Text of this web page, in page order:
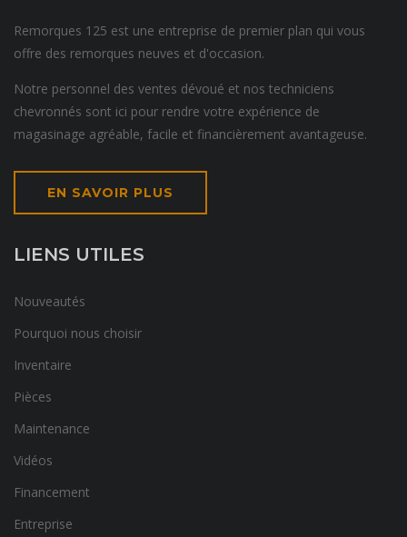
Remorques 125 est une entreprise de premier plan qui vous
offre des remorques neuves et d'occasion.
Notre personnel des ventes dévoué et nos techniciens
chevronnés sont ici pour rendre votre expérience de
magasinage agréable, facile et financièrement avantageuse.
EN SAVOIR PLUS
LIENS UTILES
Nouveautés
Pourquoi nous choisir
Inventaire
Pièces
Maintenance
Vidéos
Financement
Entreprise